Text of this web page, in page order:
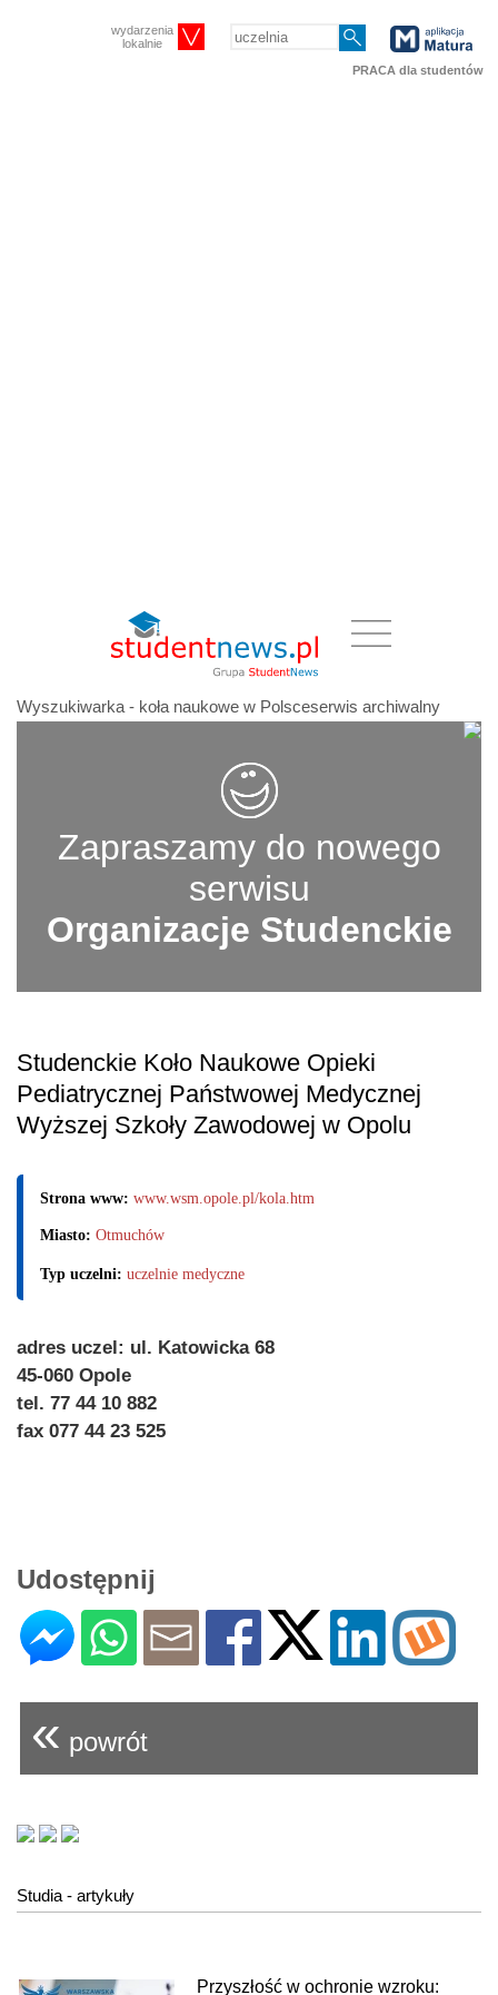
wydarzenia
lokalnie
PRACA dla studentów
Wyszukiwarka - koła naukowe w Polsceserwis archiwalny
Zapraszamy do nowego
serwisu
Organizacje Studenckie
Studenckie Koło Naukowe Opieki
Pediatrycznej Państwowej Medycznej
Wyższej Szkoły Zawodowej w Opolu
Strona www: www.wsm.opole.pl/kola.htm
Miasto: Otmuchów
Typ uczelni: uczelnie medyczne
adres uczel: ul. Katowicka 68
45-060 Opole
tel. 77 44 10 882
fax 077 44 23 525
Udostępnij
« powrót
Studia - artykuły
Przyszłość w ochronie wzroku: